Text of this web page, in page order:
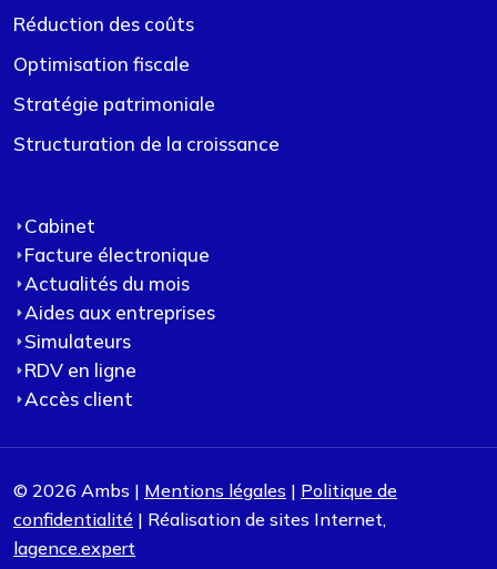
Réduction des coûts
Optimisation fiscale
Stratégie patrimoniale
Structuration de la croissance
Cabinet
Facture électronique
Actualités du mois
Aides aux entreprises
Simulateurs
RDV en ligne
Accès client
© 2026 Ambs | Mentions légales | Politique de
confidentialité | Réalisation de sites Internet,
lagence.expert